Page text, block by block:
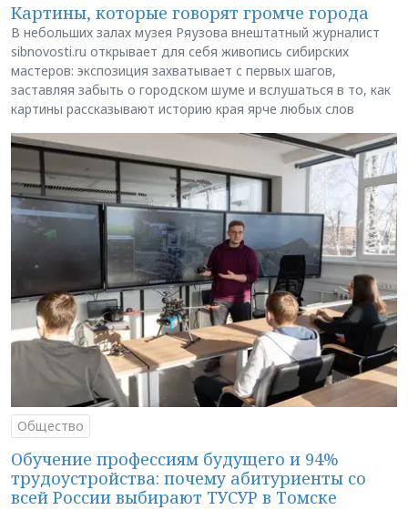
Картины, которые говорят громче города
В небольших залах музея Ряузова внештатный журналист
sibnovosti.ru открывает для себя живопись сибирских
мастеров: экспозиция захватывает с первых шагов,
заставляя забыть о городском шуме и вслушаться в то, как
картины рассказывают историю края ярче любых слов
Общество
Обучение профессиям будущего и 94%
трудоустройства: почему абитуриенты со
всей России выбирают ТУСУР в Томске